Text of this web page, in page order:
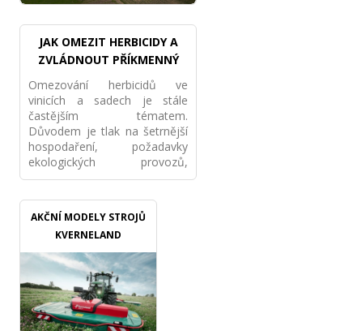
JAK OMEZIT HERBICIDY A
ZVLÁDNOUT PŘÍKMENNÝ
PÁS MECHANICKY VE VINICI I
SADU
Omezování herbicidů ve
vinicích a sadech je stále
častějším tématem.
Důvodem je tlak na šetrnější
hospodaření, požadavky
ekologických provozů,
ochrana půdy i snaha snížit
však pouze o to „přestat
stříkat“. Pokud má porost
fungovat dlouhodobě, je
potřeba nastavit celý systém
mechanické údržby
příkmenného pásu.
Příkmenný pás patří mezi
nejnáročnější místa v porostu.
AKČNÍ MODELY STROJŮ
KVERNELAND